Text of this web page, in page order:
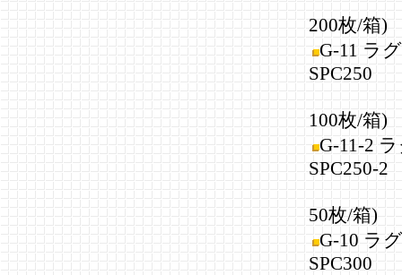
200枚/箱)
G-11 ラ
SPC250
100枚/箱)
G-11-2
SPC250-2
50枚/箱)
G-10 ラ
SPC300